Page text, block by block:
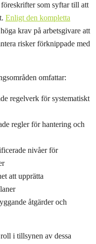
som syftar till att
Enligt den kompletta
krav på arbetsgivare att
risker förknippade med
omfattar:
regelverk för systematiskt
regler för hantering och
nivåer för
att upprätta
åtgärder och
i tillsynen av dessa